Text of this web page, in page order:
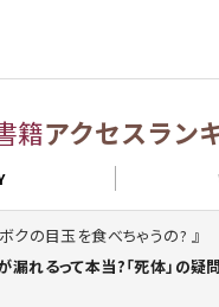
籍アクセスラン
クの目玉を食べちゃうの?
漏れるって本当?「死体」の